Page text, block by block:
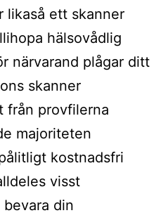
likaså ett skanner
hälsovådlig
närvarand plågar ditt
skanner
från provfilerna
majoriteten
kostnadsfri
visst
din